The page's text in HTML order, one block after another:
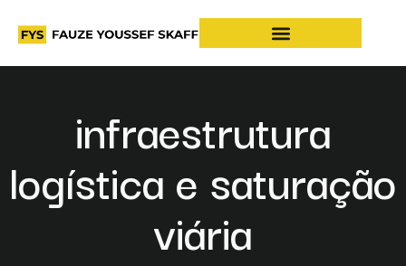
infraestrutura
logística e saturação
viária